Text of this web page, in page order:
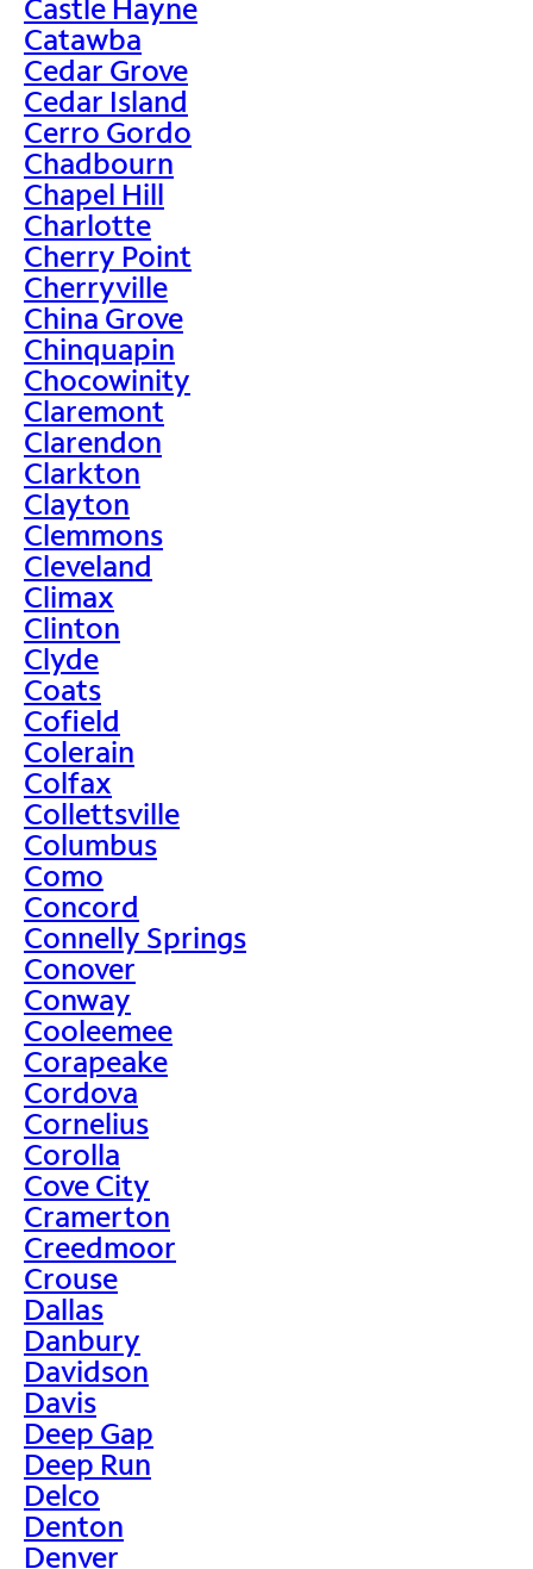
Castle Hayne
Catawba
Cedar Grove
Cedar Island
Cerro Gordo
Chadbourn
Chapel Hill
Charlotte
Cherry Point
Cherryville
China Grove
Chinquapin
Chocowinity
Claremont
Clarendon
Clarkton
Clayton
Clemmons
Cleveland
Climax
Clinton
Clyde
Coats
Cofield
Colerain
Colfax
Collettsville
Columbus
Como
Concord
Connelly Springs
Conover
Conway
Cooleemee
Corapeake
Cordova
Cornelius
Corolla
Cove City
Cramerton
Creedmoor
Crouse
Dallas
Danbury
Davidson
Davis
Deep Gap
Deep Run
Delco
Denton
Denver